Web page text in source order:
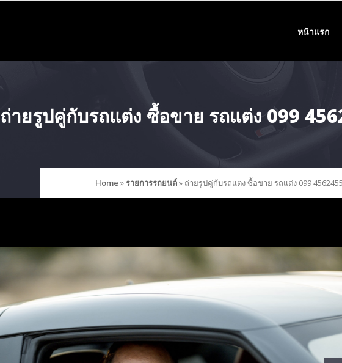
หน้าแรก
ถ่ายรูปคู่กับรถแต่ง ซื้อขาย รถแต่ง 099
Home »รายการรถยนต์» ถ่ายรูปคู่กับรถแต่ง ซื้อขาย รถแต่ง 099